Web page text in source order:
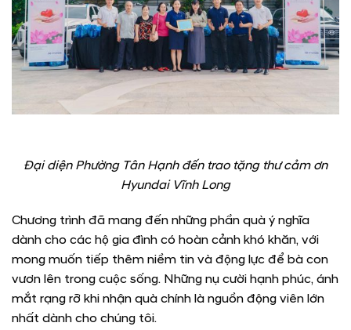
Đại diện Phường Tân Hạnh đến trao tặng thư cảm ơn
Hyundai Vĩnh Long
Chương trình đã mang đến những phần quà ý nghĩa
dành cho các hộ gia đình có hoàn cảnh khó khăn, với
mong muốn tiếp thêm niềm tin và động lực để bà con
vươn lên trong cuộc sống. Những nụ cười hạnh phúc, ánh
mắt rạng rỡ khi nhận quà chính là nguồn động viên lớn
nhất dành cho chúng tôi.